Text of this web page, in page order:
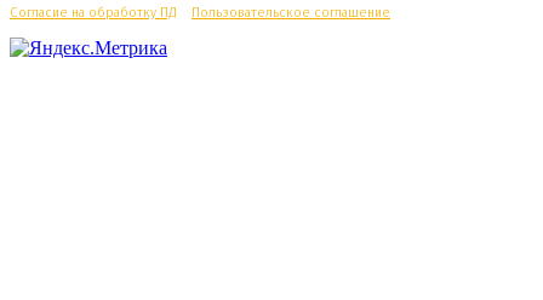
Согласие на обработку ПД Пользовательское соглашение